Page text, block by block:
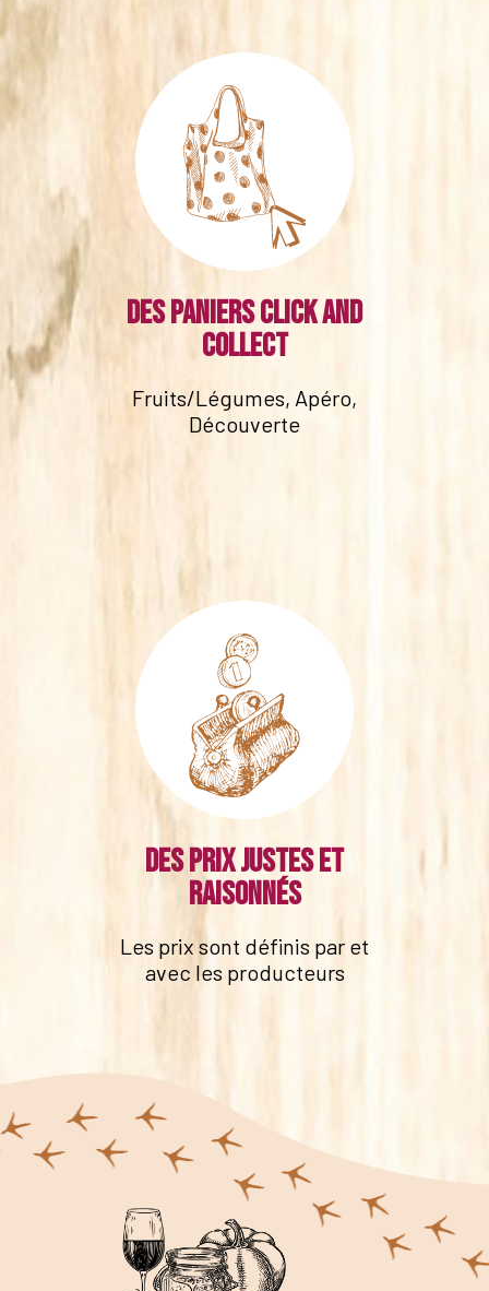
Des paniers click and
collect
Fruits/Légumes, Apéro,
Découverte
Des prix justes et
raisonnés
Les prix sont définis par et
avec les producteurs